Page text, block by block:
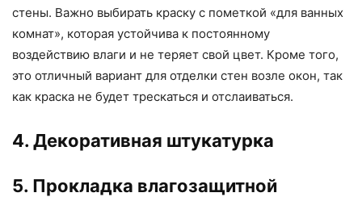
стены. Важно выбирать краску с пометкой «для ванных
комнат», которая устойчива к постоянному
воздействию влаги и не теряет свой цвет. Кроме того,
это отличный вариант для отделки стен возле окон, так
как краска не будет трескаться и отслаиваться.
4. Декоративная штукатурка
5. Прокладка влагозащитной